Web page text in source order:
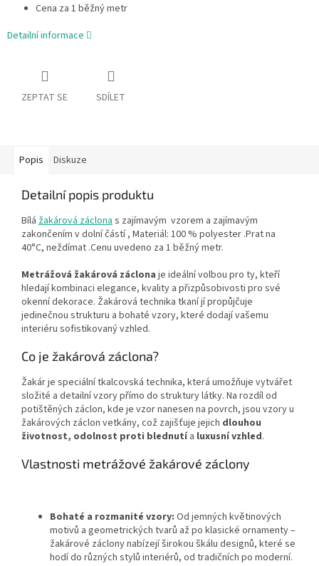
Cena za 1 běžný metr
Detailní informace
ZEPTAT SE SDÍLET
Popis Diskuze
Detailní popis produktu
Bílá žakárová záclonas zajímavým vzorem a zajímavým
zakončením v dolní částí , Materiál: 100 % polyester .Prat na
40°C, neždímat .Cenu uvedeno za 1 běžný metr.
Metrážová žakárová záclona je ideální volbou pro ty, kteří
hledají kombinaci elegance, kvality a přizpůsobivosti pro své
okenní dekorace. Žakárová technika tkaní jí propůjčuje
jedinečnou strukturu a bohaté vzory, které dodají vašemu
interiéru sofistikovaný vzhled.
Co je žakárová záclona?
Žakár je speciální tkalcovská technika, která umožňuje vytvářet
složité a detailní vzory přímo do struktury látky. Na rozdíl od
potištěných záclon, kde je vzor nanesen na povrch, jsou vzory u
žakárových záclon vetkány, což zajišťuje jejich dlouhou
životnost, odolnost proti blednutía luxusní vzhled.
Vlastnosti metrážové žakárové záclony
Bohaté a rozmanité vzory: Od jemných květinových
motivů a geometrických tvarů až po klasické ornamenty –
žakárové záclony nabízejí širokou škálu designů, které se
hodí do různých stylů interiérů, od tradičních po moderní.